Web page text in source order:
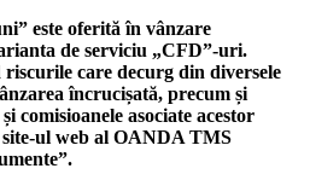
este oferită în vânzare
de serviciu „CFD”-uri.
care decurg din diversele
încrucișată, precum și
comisioanele asociate acestor
ul web al OANDA TMS